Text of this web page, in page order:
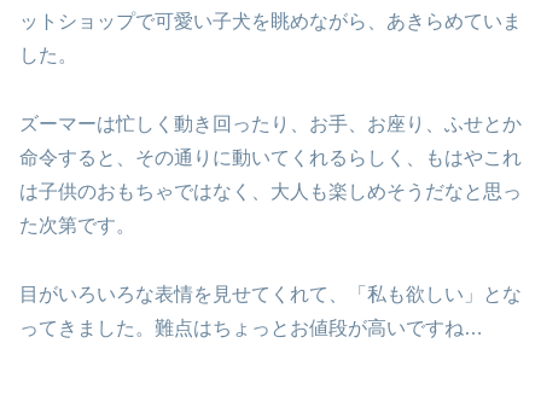
ットショップで可愛い子犬を眺めながら、あきらめていま
した。
ズーマーは忙しく動き回ったり、お手、お座り、ふせとか
命令すると、その通りに動いてくれるらしく、もはやこれ
は子供のおもちゃではなく、大人も楽しめそうだなと思っ
た次第です。
目がいろいろな表情を見せてくれて、「私も欲しい」とな
ってきました。難点はちょっとお値段が高いですね…